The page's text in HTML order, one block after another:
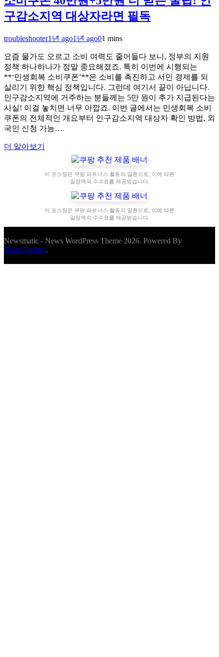
구감소지역 대상자라면 필독
troubleshooter1년 ago1년 ago01 mins
요즘 물가도 오르고 소비 여력도 줄어들다 보니, 정부의 지원
정책 하나하나가 정말 중요해졌죠. 특히 이번에 시행되는
**‘민생회복 소비쿠폰’**은 소비를 촉진하고 서민 경제를 되
살리기 위한 핵심 정책입니다. 그런데 여기서 끝이 아닙니다.
인구감소지역에 거주하는 분들께는 5만 원이 추가 지급된다는
사실! 이걸 놓치면 너무 아깝죠. 이번 글에서는 민생회복 소비
쿠폰의 전체적인 개요부터 인구감소지역 대상자 확인 방법, 외
국인 신청 가능…
더 알아보기
이 포스팅은 쿠팡 파트너스 활동의 일환으로, 이에 따른
일정액의 수수료를 제공받습니다.
이 포스팅은 쿠팡 파트너스 활동의 일환으로, 이에 따른
일정액의 수수료를 제공받습니다.
Newsmatic - News WordPress Theme 2026. Powered By
BlazeThemes.